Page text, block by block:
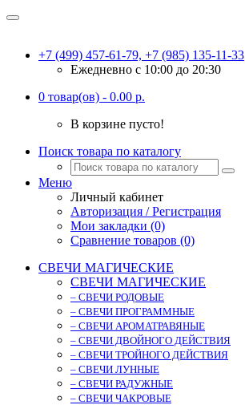
+7 (499) 457-61-79, +7 (985) 135-11-33
Ежедневно c 10:00 до 20:30
0 товар(ов) - 0.00 р.
В корзине пусто!
Поиск товара по каталогу
Меню
Личный кабинет
Авторизация / Регистрация
Мои закладки (0)
Сравнение товаров (0)
СВЕЧИ МАГИЧЕСКИЕ
СВЕЧИ МАГИЧЕСКИЕ
– СВЕЧИ РОДОВЫЕ
– СВЕЧИ ПРОГРАММНЫЕ
– СВЕЧИ АРОМАТРАВЯНЫЕ
– СВЕЧИ ДВОЙНОГО ДЕЙСТВИЯ
– СВЕЧИ ТРОЙНОГО ДЕЙСТВИЯ
– СВЕЧИ ЛУННЫЕ
– СВЕЧИ РАДУЖНЫЕ
– СВЕЧИ ЧАКРОВЫЕ